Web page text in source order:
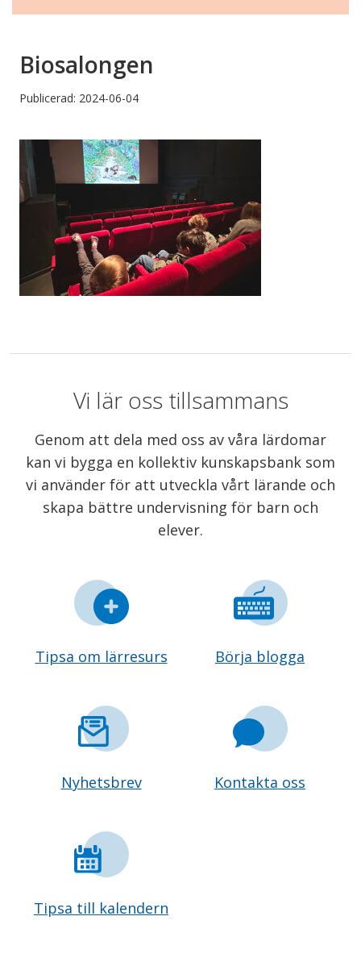
Biosalongen
Publicerad: 2024-06-04
Vi lär oss tillsammans
Genom att dela med oss av våra lärdomar
kan vi bygga en kollektiv kunskapsbank som
vi använder för att utveckla vårt lärande och
skapa bättre undervisning för barn och
elever.
Tipsa om lärresurs Börja blogga
Nyhetsbrev Kontakta oss
Tipsa till kalendern